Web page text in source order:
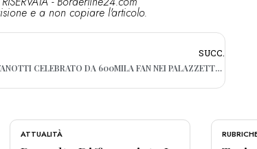
e a non copiare l'articolo.
SUCC.
JOVANOTTI CELEBRATO DA 600MILA FAN NEI PALAZZETTI ITALIANI
ATTUALITÀ